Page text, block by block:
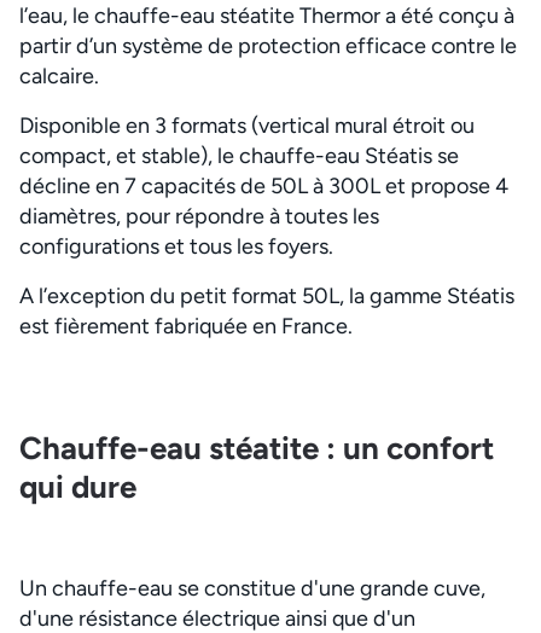
l’eau, le chauffe-eau stéatite Thermor a été conçu à
partir d’un système de protection efficace contre le
calcaire.
Disponible en 3 formats (vertical mural étroit ou
compact, et stable), le chauffe-eau Stéatis se
décline en 7 capacités de 50L à 300L et propose 4
diamètres, pour répondre à toutes les
configurations et tous les foyers.
A l’exception du petit format 50L, la gamme Stéatis
est fièrement fabriquée en France.
Chauffe-eau stéatite : un confort
qui dure
Un chauffe-eau se constitue d'une grande cuve,
d'une résistance électrique ainsi que d'un